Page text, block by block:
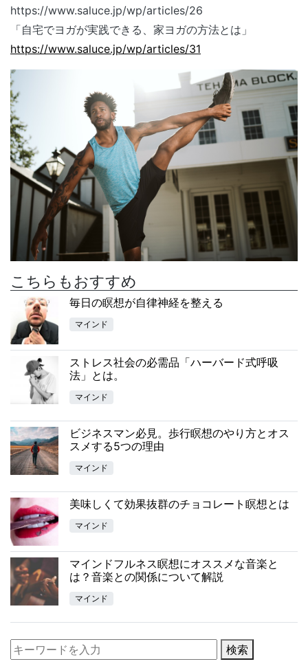
https://www.saluce.jp/wp/articles/26
「自宅でヨガが実践できる、家ヨガの方法とは」
https://www.saluce.jp/wp/articles/31
こちらもおすすめ
毎日の瞑想が自律神経を整える
マインド
ストレス社会の必需品「ハーバード式呼吸
法」とは。
マインド
ビジネスマン必見。歩行瞑想のやり方とオス
スメする5つの理由
マインド
美味しくて効果抜群のチョコレート瞑想とは
マインド
マインドフルネス瞑想にオススメな音楽と
は？音楽との関係について解説
マインド
検索